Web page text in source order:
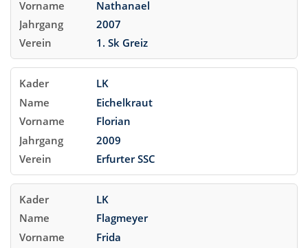
Nathanael
2007
1. Sk Greiz
LK
Eichelkraut
Florian
2009
Erfurter SSC
LK
Flagmeyer
Frida